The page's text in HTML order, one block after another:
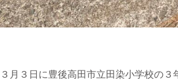
３月３日に豊後高田市立田染小学校の